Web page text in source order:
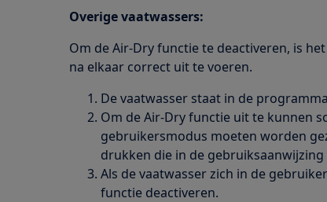
Overige vaatwassers:
Om de Air-Dry functie te deactiveren, is
na elkaar correct uit te voeren.
De vaatwasser staat in de
Om de Air-Dry functie uit te kunnen
gebruikersmodus moeten worden
drukken die in de
Als de vaatwasser zich in de
functie deactiveren.